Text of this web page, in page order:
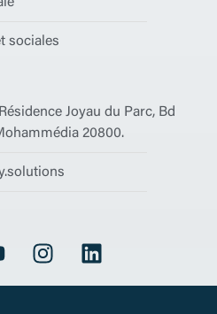
sociales
Joyau du Parc, Bd
20800.